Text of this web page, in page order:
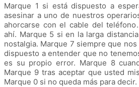
Marque 1 si está dispuesto a
asesinar a uno de nuestros
ahorcarse con el cable del
ahí. Marque 5 si en la larga
nostalgia. Marque 7 siempre que
dispuesto a entender que no
es su propio error. Marque 8
Marque 9 tras aceptar que usted
Marque 0 si no queda más para decir.